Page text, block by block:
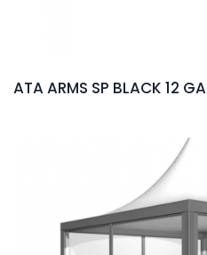
ATA ARMS SP BLACK 12 GA